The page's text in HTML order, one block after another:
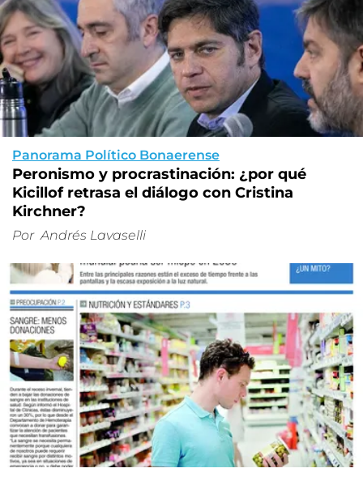
Panorama Político Bonaerense
Peronismo y procrastinación: ¿por qué
Kicillof retrasa el diálogo con Cristina
Kirchner?
Por Andrés Lavaselli